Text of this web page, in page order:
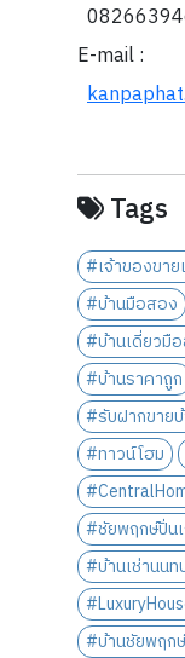
E-mail :
Tags
#เจ้าของขาย
#บ้านมือสอง
#บ้านเดี่ยวมื
#บ้านราคาถูก
#รับฝากขาย
#ทาวน์โฮม
#ชัยพฤกษ์ปิ่น
#บ้านเช่านนท
#บ้านชัยพฤก